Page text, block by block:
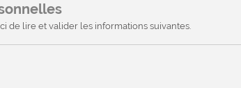
de lire et valider les informations suivantes.